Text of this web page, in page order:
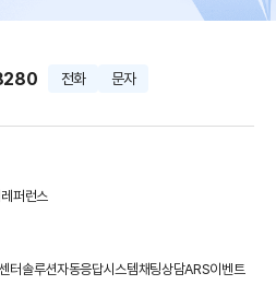
전화 문자
레퍼런스
터솔루션자동응답시스템채팅상담ARS이벤트